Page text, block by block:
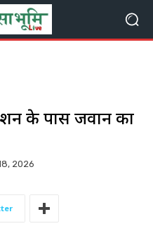
के पास जवान का
2026